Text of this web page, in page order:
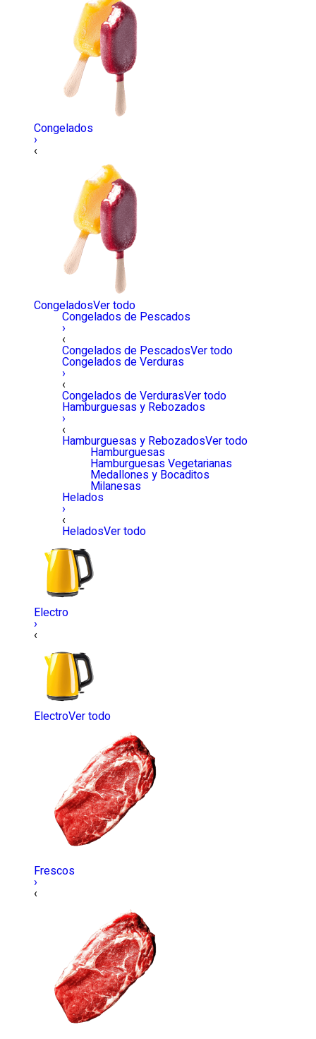
Congelados
›
‹
CongeladosVer todo
Congelados de Pescados
›
‹
Congelados de PescadosVer todo
Congelados de Verduras
›
‹
Congelados de VerdurasVer todo
Hamburguesas y Rebozados
›
‹
Hamburguesas y RebozadosVer todo
Hamburguesas
Hamburguesas Vegetarianas
Medallones y Bocaditos
Milanesas
Helados
›
‹
HeladosVer todo
Electro
›
‹
ElectroVer todo
Frescos
›
‹